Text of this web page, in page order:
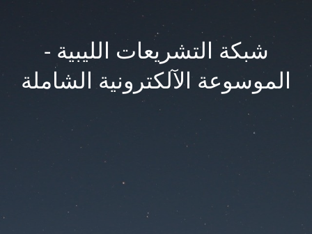
شبكة التشريعات الليبية -
الموسوعة الآلكترونية الشاملة